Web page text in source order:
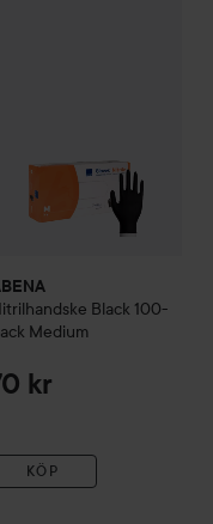
Black 100-
Medium
kr
KÖP